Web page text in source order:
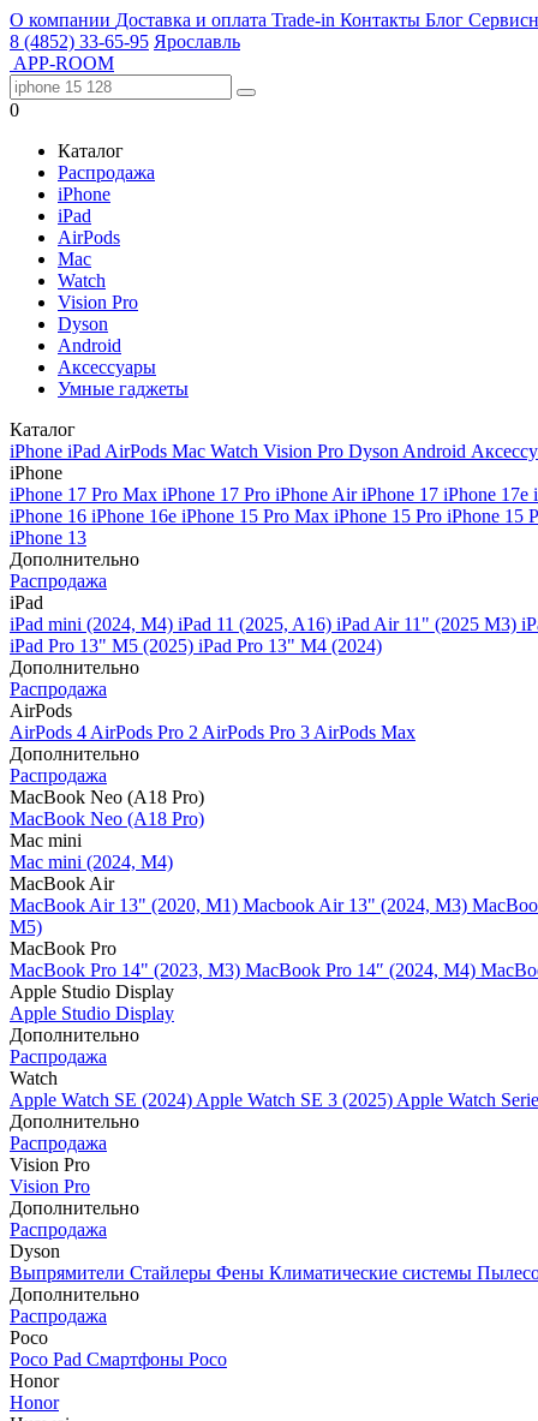
О компании Доставка и оплата Trade-in Контакты Блог
8 (4852) 33-65-95 Ярославль
APP-ROOM
0
Каталог
Распродажа
iPhone
iPad
AirPods
Mac
Watch
Vision Pro
Dyson
Android
Аксессуары
Умные гаджеты
Каталог
iPhone iPad AirPods Mac Watch Vision Pro Dyson Android
iPhone
iPhone 17 Pro Max iPhone 17 Pro iPhone AiriPhone 17 iPhone 17e
iPhone 16 iPhone 16e iPhone 15 Pro Max iPhone 15 Pro iPhone 15
iPhone 13
Дополнительно
Распродажа
iPad
iPad mini (2024, M4) iPad 11 (2025, A16) iPad Air 11" (2025 M3)
iPad Pro 13" M5 (2025) iPad Pro 13" M4 (2024)
Дополнительно
Распродажа
AirPods
AirPods 4 AirPods Pro 2 AirPods Pro 3 AirPods Max
Дополнительно
Распродажа
MacBook Neo (A18 Pro)
MacBook Neo (A18 Pro)
Mac mini
Mac mini (2024, M4)
MacBook Air
MacBook Air 13" (2020, M1) Macbook Air 13" (2024, M3)
M5)
MacBook Pro
MacBook Pro 14" (2023, M3) MacBook Pro 14″ (2024, M4)
Apple Studio Display
Apple Studio Display
Дополнительно
Распродажа
Watch
Apple Watch SE (2024) Apple Watch SE 3 (2025) Apple Watch
Дополнительно
Распродажа
Vision Pro
Vision Pro
Дополнительно
Распродажа
Dyson
Выпрямители Стайлеры Фены Климатические системы
Дополнительно
Распродажа
Poco
Poco Pad Смартфоны Poco
Honor
Honor